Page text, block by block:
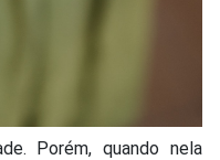
Porém, quando nela